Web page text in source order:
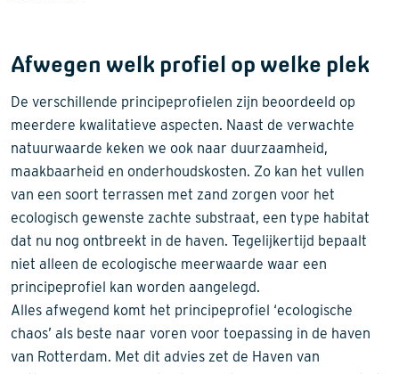
Afwegen welk profiel op welke plek
De verschillende principeprofielen zijn beoordeeld op
meerdere kwalitatieve aspecten. Naast de verwachte
natuurwaarde keken we ook naar duurzaamheid,
maakbaarheid en onderhoudskosten. Zo kan het vullen
van een soort terrassen met zand zorgen voor het
ecologisch gewenste zachte substraat, een type habitat
dat nu nog ontbreekt in de haven. Tegelijkertijd bepaalt
niet alleen de ecologische meerwaarde waar een
principeprofiel kan worden aangelegd.
Alles afwegend komt het principeprofiel ‘ecologische
chaos’ als beste naar voren voor toepassing in de haven
van Rotterdam. Met dit advies zet de Haven van